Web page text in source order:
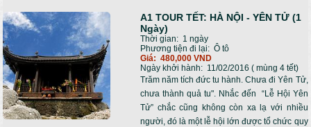
A1 TOUR TẾT: HÀ NỘI - YÊN TỬ (1
Ngày)
Thời gian: 1 ngày
Phương tiện đi lại: Ô tô
Giá: 480,000 VND
Ngày khởi hành: 11/02/2016 ( mùng 4 tết)
Trăm năm tích đức tu hành. Chưa đi Yên Tử,
chưa thành quả tu". Nhắc đến “Lễ Hội Yên
Tử” chắc cũng không còn xa lạ với nhiều
người, đó là một lễ hội lớn được tổ chức quy